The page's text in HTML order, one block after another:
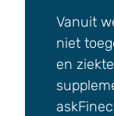
Vanuit
niet
en